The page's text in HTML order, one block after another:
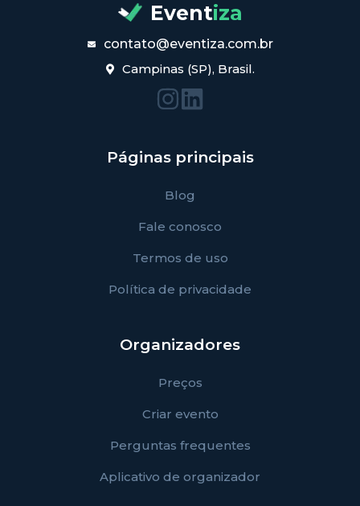
Eventiza
contato@eventiza.com.br
Campinas (SP), Brasil.
Páginas principais
Blog
Fale conosco
Termos de uso
Política de privacidade
Organizadores
Preços
Criar evento
Perguntas frequentes
Aplicativo de organizador